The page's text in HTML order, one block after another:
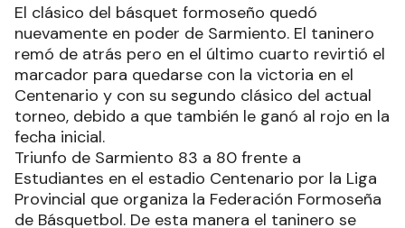
El clásico del básquet formoseño quedó
nuevamente en poder de Sarmiento. El taninero
remó de atrás pero en el último cuarto revirtió el
marcador para quedarse con la victoria en el
Centenario y con su segundo clásico del actual
torneo, debido a que también le ganó al rojo en la
fecha inicial.
Triunfo de Sarmiento 83 a 80 frente a
Estudiantes en el estadio Centenario por la Liga
Provincial que organiza la Federación Formoseña
de Básquetbol. De esta manera el taninero se